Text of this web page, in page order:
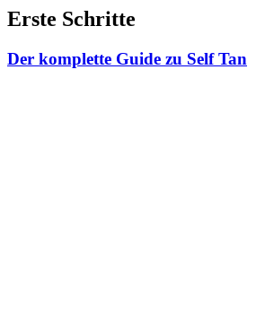
Erste Schritte
Der komplette Guide zu Self Tan